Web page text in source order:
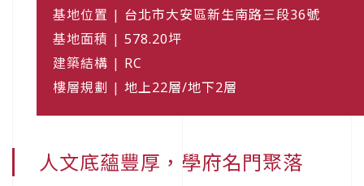
基地位置 | 台北市大安區新生南路三段36號
基地面積 | 578.20坪
建築結構 | RC
樓層規劃 | 地上22層/地下2層
人文底蘊豐厚，學府名門聚落